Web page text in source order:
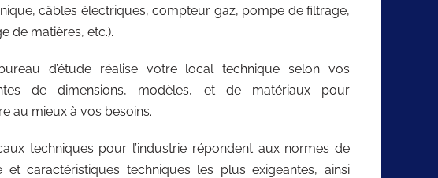
câbles électriques, compteur gaz, pompe de filtrage,
de matières, etc.).
d’étude réalise votre local technique selon vos
de dimensions, modèles, et de matériaux pour
au mieux à vos besoins.
techniques pour l’industrie répondent aux normes de
et caractéristiques techniques les plus exigeantes, ainsi